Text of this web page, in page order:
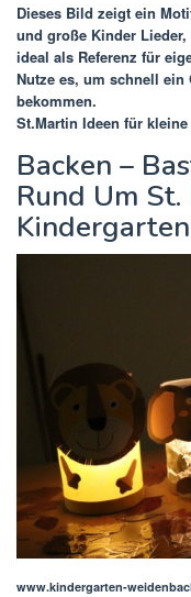
Dieses Bild zeigt ein
und große Kinder Lieder,
ideal als Referenz für
Nutze es, um schnell
bekommen.
St.Martin Ideen für
Backen –
Rund Um
Kindergarten
www.kindergarten-